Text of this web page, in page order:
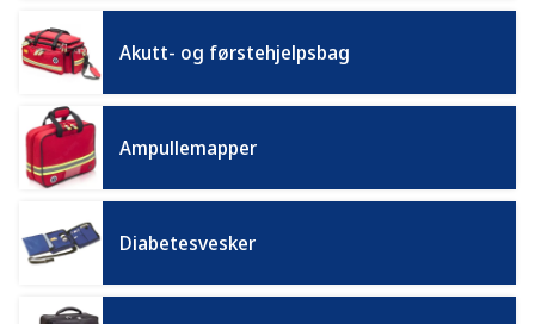
Akutt- og førstehjelpsbag
Ampullemapper
Diabetesvesker